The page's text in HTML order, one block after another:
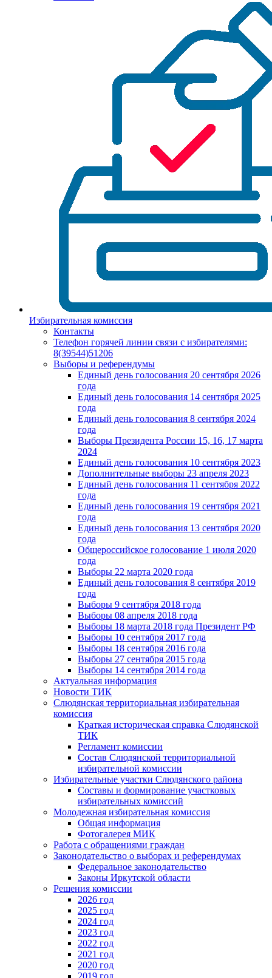
Избирательная комиссия
Контакты
Телефон горячей линии связи с избирателями:
8(39544)51206
Выборы и референдумы
Единый день голосования 20 сентября 2026
года
Единый день голосования 14 сентября 2025
года
Единый день голосования 8 сентября 2024
года
Выборы Президента России 15, 16, 17 марта
2024
Единый день голосования 10 сентября 2023
Дополнительные выборы 23 апреля 2023
Единый день голосования 11 сентября 2022
года
Единый день голосования 19 сентября 2021
года
Единый день голосования 13 сентября 2020
года
Общероссийское голосование 1 июля 2020
года
Выборы 22 марта 2020 года
Единый день голосования 8 сентября 2019
года
Выборы 9 сентября 2018 года
Выборы 08 апреля 2018 года
Выборы 18 марта 2018 года Президент РФ
Выборы 10 сентября 2017 года
Выборы 18 сентября 2016 года
Выборы 27 сентября 2015 года
Выборы 14 сентября 2014 года
Актуальная информация
Новости ТИК
Слюдянская территориальная избирательная
комиссия
Краткая историческая справка Слюдянской
ТИК
Регламент комиссии
Состав Слюдянской территориальной
избирательной комиссии
Избирательные участки Слюдянского района
Составы и формирование участковых
избирательных комиссий
Молодежная избирательная комиссия
Общая информация
Фотогалерея МИК
Работа с обращениями граждан
Законодательство о выборах и референдумах
Федеральное законодательство
Законы Иркутской области
Решения комиссии
2026 год
2025 год
2024 год
2023 год
2022 год
2021 год
2020 год
2019 год